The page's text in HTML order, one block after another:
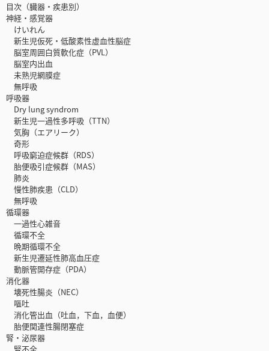
目次（臓器・疾患別）
神経・感覚器
けいれん
新生児仮死・低酸素性虚血性脳症
脳室周囲白質軟化症（PVL）
脳室内出血
未熟児網膜症
無呼吸
呼吸器
Dry lung syndrom
新生児一過性多呼吸（TTN）
気胸（エアリーク）
奇形
呼吸窮迫症候群（RDS）
胎便吸引症候群（MAS）
肺炎
慢性肺疾患（CLD）
無呼吸
循環器
一過性心雑音
循環不全
晩期循環不全
新生児遷延性肺高血圧症
動脈管開存症（PDA）
消化器
壊死性腸炎（NEC）
嘔吐
消化管出血（吐血，下血，血便）
胎便関連性腸閉塞症
腎・泌尿器